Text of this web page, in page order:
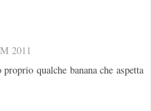
2011
qualche banana che aspetta